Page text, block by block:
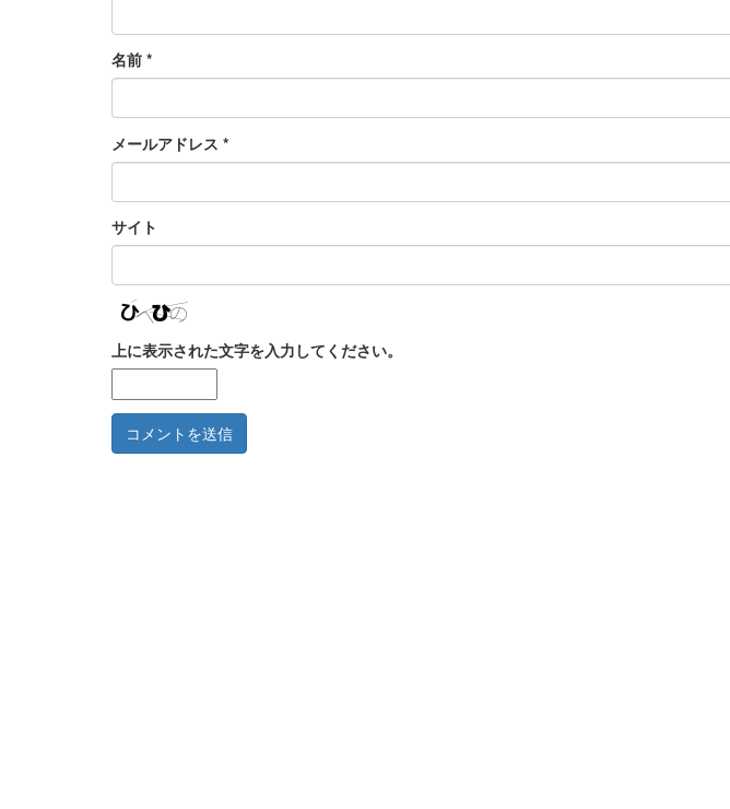
名前 *
メールアドレス *
サイト
上に表示された文字を入力してください。